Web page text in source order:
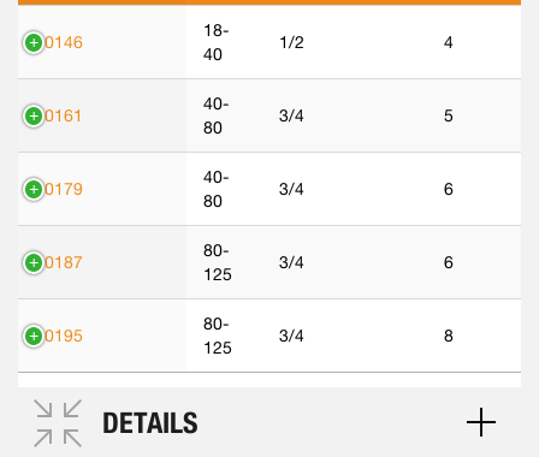
50146
18-
40
1/2 4
50161
40-
80
3/4 5
50179
40-
80
3/4 6
50187
80-
125
3/4 6
50195
80-
125
3/4 8
DETAILS